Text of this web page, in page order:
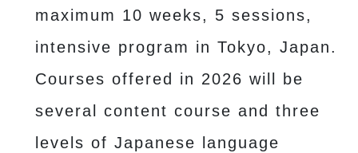
maximum 10 weeks, 5 sessions,
intensive program in Tokyo, Japan.
Courses offered in 2026 will be
several content course and three
levels of Japanese language